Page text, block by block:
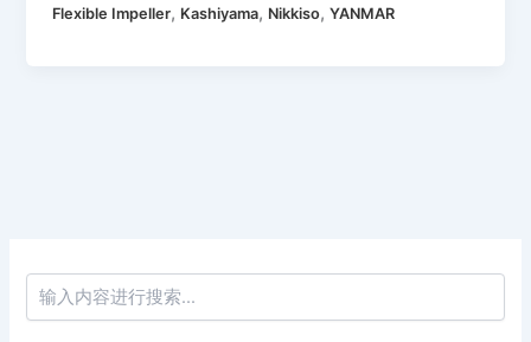
Flexible Impeller, Kashiyama, Nikkiso,YANMAR